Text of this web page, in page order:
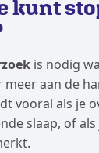
kunt
is nodig
aan de
vooral als je
slaap, of